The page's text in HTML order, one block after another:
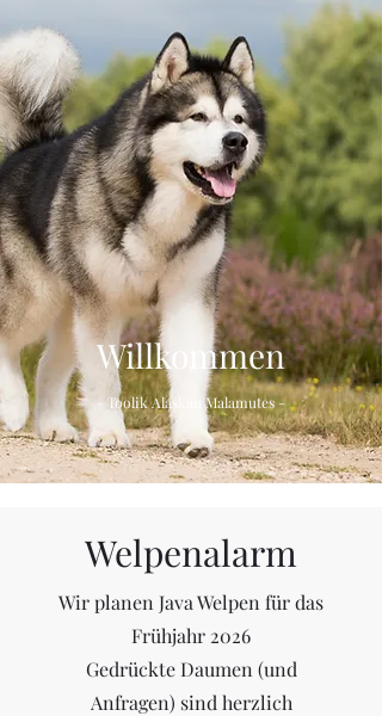
Willkommen
- Toolik Alaskan Malamutes -
Welpenalarm
Wir planen Java Welpen für das
Frühjahr 2026
Gedrückte Daumen (und
Anfragen) sind herzlich